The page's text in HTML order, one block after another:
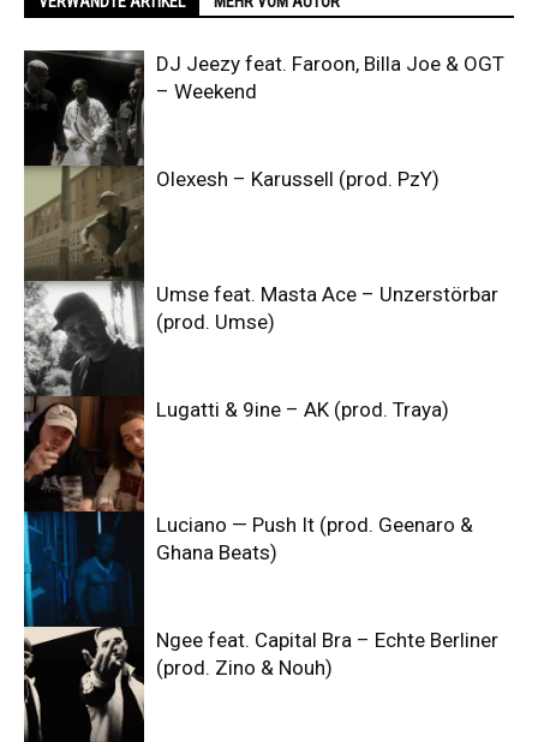
DJ Jeezy feat. Faroon, Billa Joe & OGT
– Weekend
Olexesh – Karussell (prod. PzY)
Umse feat. Masta Ace – Unzerstörbar
(prod. Umse)
Lugatti & 9ine – AK (prod. Traya)
Luciano — Push It (prod. Geenaro &
Ghana Beats)
Ngee feat. Capital Bra – Echte Berliner
(prod. Zino & Nouh)